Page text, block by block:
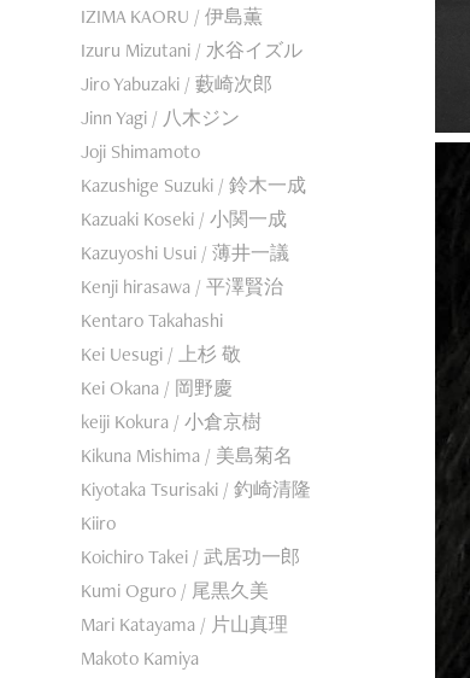
IZIMA KAORU / 伊島薫
Izuru Mizutani / 水谷イズル
Jiro Yabuzaki / 藪崎次郎
Jinn Yagi / 八木ジン
Joji Shimamoto
Kazushige Suzuki / 鈴木一成
Kazuaki Koseki / 小関一成
Kazuyoshi Usui / 薄井一議
Kenji hirasawa / 平澤賢治
Kentaro Takahashi
Kei Uesugi / 上杉 敬
Kei Okana / 岡野慶
keiji Kokura / 小倉京樹
Kikuna Mishima / 美島菊名
Kiyotaka Tsurisaki / 釣崎清隆
Kiiro
Koichiro Takei / 武居功一郎
Kumi Oguro / 尾黒久美
Mari Katayama / 片山真理
Makoto Kamiya